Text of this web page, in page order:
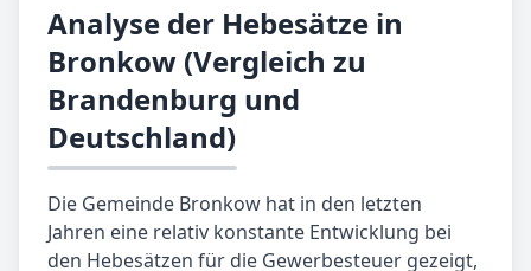
Analyse der Hebesätze in
Bronkow (Vergleich zu
Brandenburg und
Deutschland)
Die Gemeinde Bronkow hat in den letzten
Jahren eine relativ konstante Entwicklung bei
den Hebesätzen für die Gewerbesteuer gezeigt,